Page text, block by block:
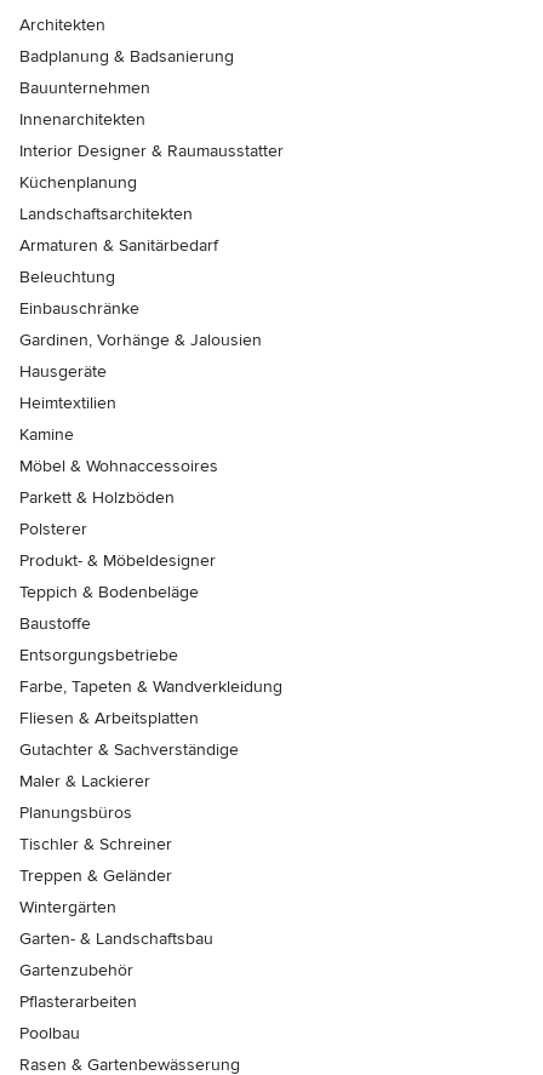
Architekten
Badplanung & Badsanierung
Bauunternehmen
Innenarchitekten
Interior Designer & Raumausstatter
Küchenplanung
Landschaftsarchitekten
Armaturen & Sanitärbedarf
Beleuchtung
Einbauschränke
Gardinen, Vorhänge & Jalousien
Hausgeräte
Heimtextilien
Kamine
Möbel & Wohnaccessoires
Parkett & Holzböden
Polsterer
Produkt- & Möbeldesigner
Teppich & Bodenbeläge
Baustoffe
Entsorgungsbetriebe
Farbe, Tapeten & Wandverkleidung
Fliesen & Arbeitsplatten
Gutachter & Sachverständige
Maler & Lackierer
Planungsbüros
Tischler & Schreiner
Treppen & Geländer
Wintergärten
Garten- & Landschaftsbau
Gartenzubehör
Pflasterarbeiten
Poolbau
Rasen & Gartenbewässerung